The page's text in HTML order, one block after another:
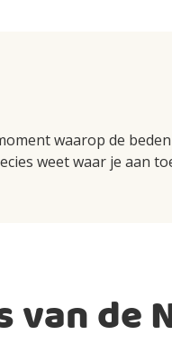
waarop de
weet waar je aan
van de